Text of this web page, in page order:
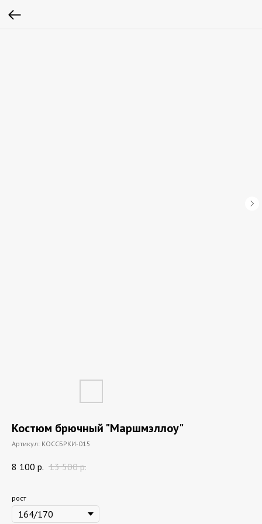
Костюм брючный "Маршмэллоу"
Артикул: КОССБРКИ-015
8 100 р. 13 500 р.
рост